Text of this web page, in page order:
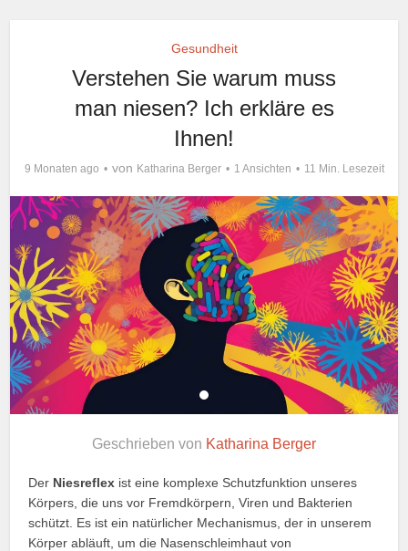
Gesundheit
Verstehen Sie warum muss
man niesen? Ich erkläre es
Ihnen!
9 Monaten ago von Katharina Berger 1 Ansichten 11 Min. Lesezeit
Geschrieben von Katharina Berger
Der Niesreflex ist eine komplexe Schutzfunktion unseres
Körpers, die uns vor Fremdkörpern, Viren und Bakterien
schützt. Es ist ein natürlicher Mechanismus, der in unserem
Körper abläuft, um die Nasenschleimhaut von